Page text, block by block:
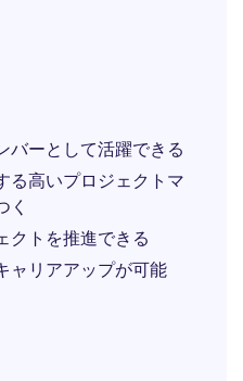
バーとして活躍できる
る高いプロジェクトマ
く
クトを推進できる
ャリアアップが可能